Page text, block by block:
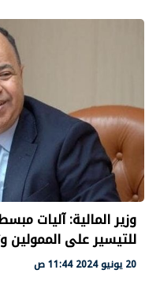
وزير المالية: آليات
للتيسير على الممولين
20 يونيو 2024 11:44 ص